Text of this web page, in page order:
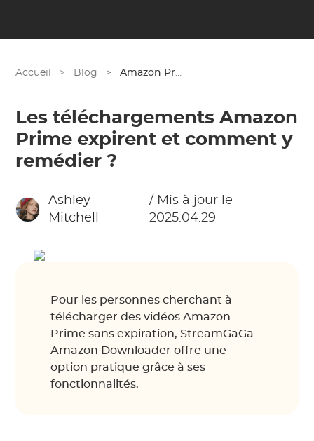
Accueil > Blog > Amazon Prime
Les téléchargements Amazon
Prime expirent et comment y
remédier ?
Ashley
Mitchell
/ Mis à jour le
2025.04.29
Pour les personnes cherchant à
télécharger des vidéos Amazon
Prime sans expiration, StreamGaGa
Amazon Downloader offre une
option pratique grâce à ses
fonctionnalités.